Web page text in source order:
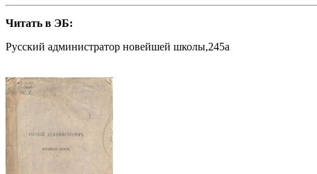
Читать в ЭБ:
Русский администратор новейшей школы,245a